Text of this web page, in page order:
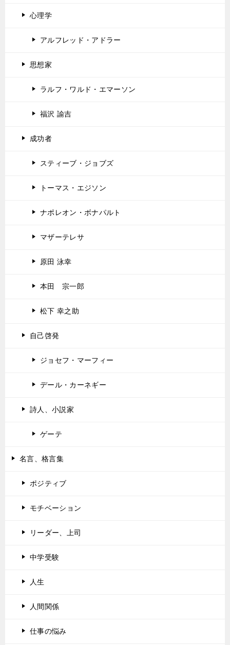
心理学
アルフレッド・アドラー
思想家
ラルフ・ワルド・エマーソン
福沢 諭吉
成功者
スティーブ・ジョブズ
トーマス・エジソン
ナポレオン・ボナパルト
マザーテレサ
原田 泳幸
本田 宗一郎
松下 幸之助
自己啓発
ジョセフ・マーフィー
デール・カーネギー
詩人、小説家
ゲーテ
名言、格言集
ポジティブ
モチベーション
リーダー、上司
中学受験
人生
人間関係
仕事の悩み